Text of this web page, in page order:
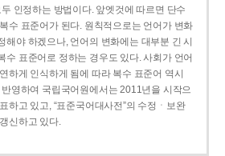
인정하는 방법이다. 앞엣것에 따르면 단수
수 표준어가 된다. 원칙적으로는 언어가 변화
해야 하겠으나, 언어의 변화에는 대부분 긴 시
수 표준어로 정하는 경우도 있다. 사회가 언어
하게 인식하게 됨에 따라 복수 표준어 역시
영하여 국립국어원에서는 2011년을 시작으
하고 있고, “표준국어대사전”의 수정ㆍ보완
신하고 있다.